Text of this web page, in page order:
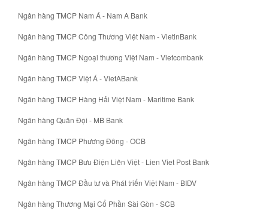
Ngân hàng TMCP Nam Á - Nam A Bank
Ngân hàng TMCP Công Thương Việt Nam - VietinBank
Ngân hàng TMCP Ngoại thương Việt Nam - Vietcombank
Ngân hàng TMCP Việt Á - VietABank
Ngân hàng TMCP Hàng Hải Việt Nam - Maritime Bank
Ngân hàng Quân Đội - MB Bank
Ngân hàng TMCP Phương Đông - OCB
Ngân hàng TMCP Bưu Điện Liên Việt - Lien Viet Post Bank
Ngân hàng TMCP Đầu tư và Phát triển Việt Nam - BIDV
Ngân hàng Thương Mại Cổ Phần Sài Gòn - SCB